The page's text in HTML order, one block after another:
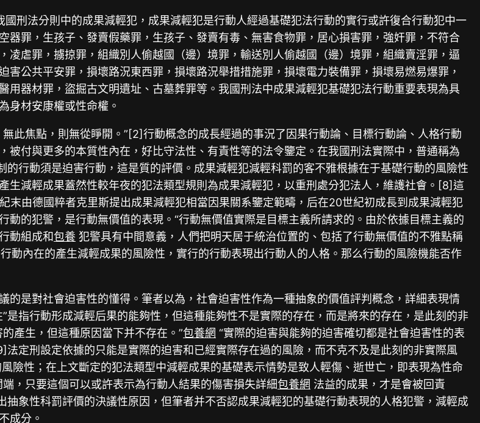
刑法分則中的成果減輕犯，成果減輕犯是行動人經過基礎犯法行動的實行或許復合行動犯中一
罪，生孩子、發賣假藥罪，生孩子、發賣有毒、無害食物罪，居心損害罪，強奸罪，不符合
虐罪，擄掠罪，組織別人偷越國（邊）境罪，輸送別人偷越國（邊）境罪，組織賣淫罪，逼
公共平安罪，損壞路況東西罪，損壞路況舉措措施罪，損壞電力裝備罪，損壞易燃易爆罪，
器材罪，盜掘古文明遺址、古墓葬罪等。我國刑法中成果減輕犯基礎犯法行動重要表現為具
身材安康權或性命權。
此焦點，則無從睜開。”[2]行動概念的成長經過的事況了因果行動論、目標行動論、人格行動
付與更多的本質性內在，好比守法性、有責性等的法令鑒定。在我國刑法實際中，普通稱為
行動須是迫害行動，這是質的評價。成果減輕犯減輕科罰的客不雅根據在于基礎行動的風險性
生減輕成果蓋然性較年夜的犯法類型規則為成果減輕犯，以重刑處分犯法人，維護社會。[8]這
末由德國粹者克里斯提出成果減輕犯相當因果關系鑒定範疇，后在20世紀初成長到成果減輕犯
的犯警，是行動無價值的表現。“行動無價值實際是目標主義所請求的。由於依據目標主義的
動組成和包養 犯警具有中間意義，人們把明天居于統治位置的、包括了行動無價值的不雅點稱
動內在的產生減輕成果的風險性，實行的行動表現出行動人的人格。那么行動的風險機能否作
是對社會迫害性的懂得。筆者以為，社會迫害性作為一種抽象的價值評判概念，詳細表現情
指行動形成減輕后果的能夠性，但這種能夠性不是實際的存在，而是將來的存在，是此刻的非
產生，但這種原因當下并不存在。”包養網 “實際的迫害與能夠的迫害確切都是社會迫害性的表
定刑設定依據的只能是實際的迫害和已經實際存在過的風險，而不克不及是此刻的非實際風
險性；在上文斷定的犯法類型中減輕成果的基礎表示情勢是致人輕傷、逝世亡，即表現為性命
，只要這個可以或許表示為行動人結果的傷害損失詳細包養網 法益的成果，才是會被回責
象性科罰評價的決議性原因，但筆者并不否認成果減輕犯的基礎行動表現的人格犯警，減輕成
成分。